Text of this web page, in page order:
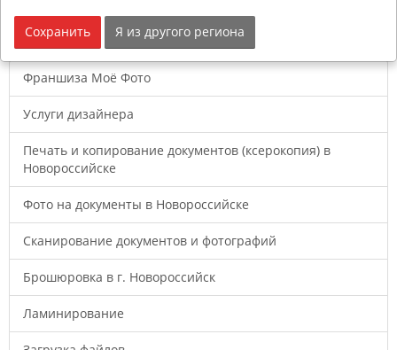
Услуги фотоцентра
Франшиза Моё Фото
Услуги дизайнера
Печать и копирование документов (ксерокопия) в
Новороссийске
Фото на документы в Новороссийске
Сканирование документов и фотографий
Брошюровка в г. Новороссийск
Ламинирование
Сохранить Я из другого региона